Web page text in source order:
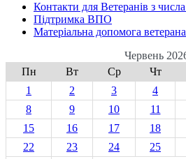
Контакти для Ветеранів з
Підтримка ВПО
Матеріальна допомога
Червень
Пн
Вт Ср Чт
1
2 3 4
8
9 10 11
15
16 17 18
22
23 24 25